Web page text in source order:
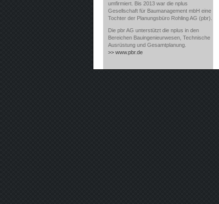
umfirmiert. Bis 2013 war die nplus
Gesellschaft für Baumanagement mbH eine
Tochter der Planungsbüro Rohling AG (pbr).
Die pbr AG unterstützt die nplus in den
Bereichen Bauingenieurwesen, Technische
Ausrüstung und Gesamtplanung.
>> www.pbr.de